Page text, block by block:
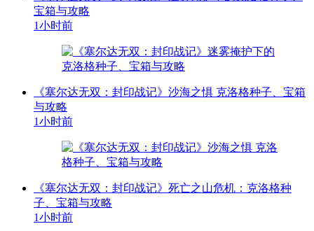
宝箱与攻略
1小时前
《塞尔达无双：封印战记》沙海之惧 克洛格种子、宝箱
与攻略
1小时前
《塞尔达无双：封印战记》死亡之山危机：克洛格种
子、宝箱与攻略
1小时前